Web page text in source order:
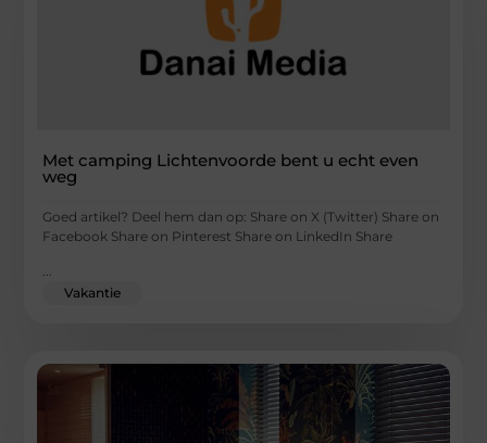
Met camping Lichtenvoorde bent u echt even
weg
Goed artikel? Deel hem dan op: Share on X (Twitter) Share on
Facebook Share on Pinterest Share on LinkedIn Share
...
Vakantie